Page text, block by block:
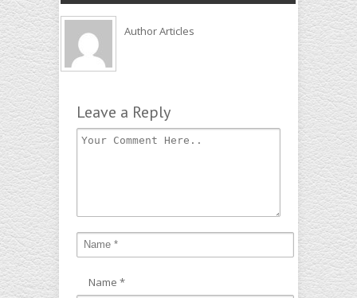
Author Articles
Leave a Reply
Name *